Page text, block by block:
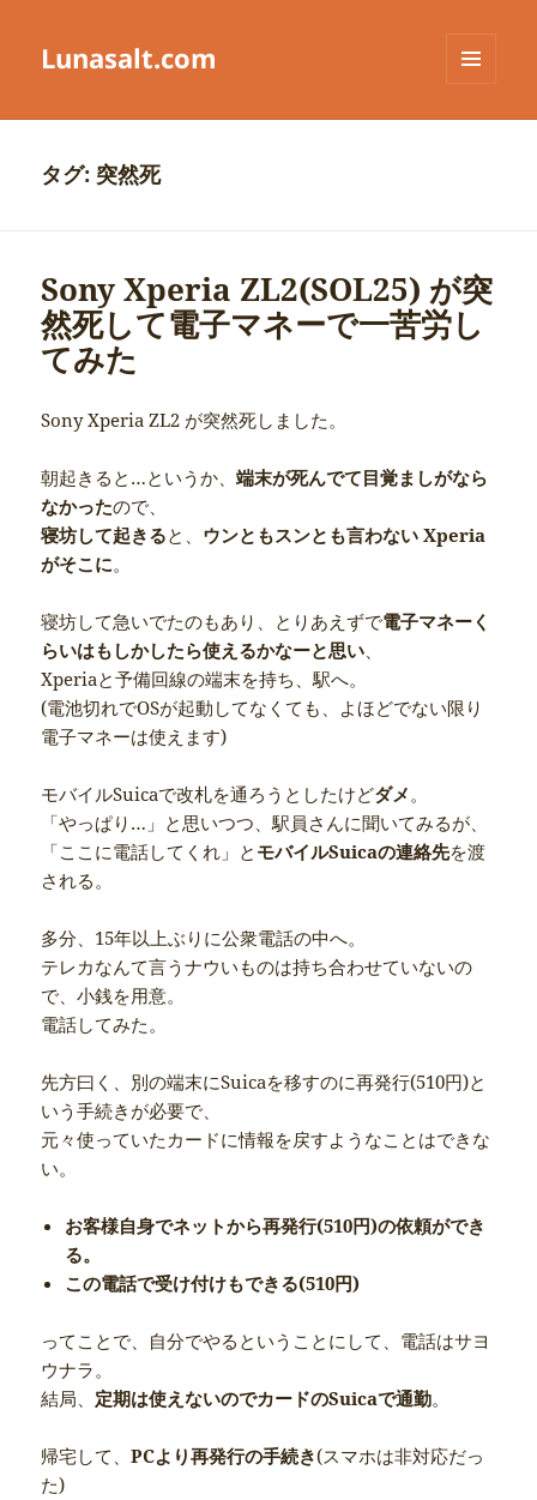
Lunasalt.com
ーとウ
タグ: 突然死
Sony Xperia ZL2(SOL25) が突
然死して電子マネーで一苦労し
てみた
Sony Xperia ZL2 が突然死しました。
朝起きると…というか、端末が死んでて目覚ましがなら
なかったので、
寝坊して起きると、 ウンともスンとも言わない Xperia
がそこに。
寝坊して急いでたのもあり、とりあえずで電子マネーく
らいはもしかしたら使えるかなーと思い、
Xperiaと予備回線の端末を持ち、駅へ。
(電池切れでOSが起動してなくても、よほどでない限り
電子マネーは使えます)
モバイルSuicaで改札を通ろうとしたけどダメ。
「やっぱり…」と思いつつ、駅員さんに聞いてみるが、
「ここに電話してくれ」と モバイルSuicaの連絡先を渡
される。
多分、15年以上ぶりに公衆電話の中へ。
テレカなんて言うナウいものは持ち合わせていないの
で、小銭を用意。
電話してみた。
先方曰く、別の端末にSuicaを移すのに再発行(510円)と
いう手続きが必要で、
元々使っていたカードに情報を戻すようなことはできな
い。
お客様自身でネットから再発行(510円)の依頼ができ
る。
この電話で受け付けもできる(510円)
ってことで、自分でやるということにして、電話はサヨ
ウナラ。
結局、 定期は使えないのでカードのSuicaで通勤。
帰宅して、PCより再発行の手続き(スマホは非対応だっ
た)